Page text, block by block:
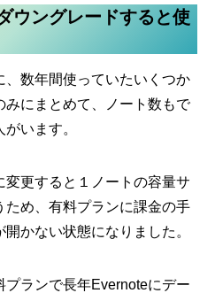
ウングレードすると使
、数年間使っていたいくつか
にまとめて、ノート数もで
います。
変更すると１ノートの容量サ
ため、有料プランに課金の手
かない状態になりました。
ランで長年Evernoteにデー